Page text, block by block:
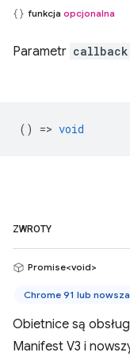
funkcja opcjonalna
Parametr callback
() => void
ZWROTY
Promise<void>
Chrome 91 lub nowsza
Obietnice są
Manifest V3 i